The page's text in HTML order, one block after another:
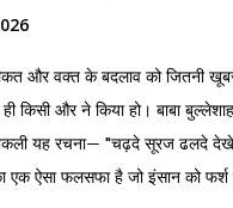
और वक्त के बदलाव को जितनी
ही किसी और ने किया हो। बाबा
यह रचना— "चढ़दे सूरज ढलदे देखे"
एक ऐसा फलसफा है जो इंसान को